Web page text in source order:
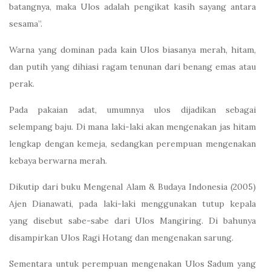
batangnya, maka Ulos adalah pengikat kasih sayang antara
sesama”.
Warna yang dominan pada kain Ulos biasanya merah, hitam,
dan putih yang dihiasi ragam tenunan dari benang emas atau
perak.
Pada pakaian adat, umumnya ulos dijadikan sebagai
selempang baju. Di mana laki-laki akan mengenakan jas hitam
lengkap dengan kemeja, sedangkan perempuan mengenakan
kebaya berwarna merah.
Dikutip dari buku Mengenal Alam & Budaya Indonesia (2005)
Ajen Dianawati, pada laki-laki menggunakan tutup kepala
yang disebut sabe-sabe dari Ulos Mangiring. Di bahunya
disampirkan Ulos Ragi Hotang dan mengenakan sarung.
Sementara untuk perempuan mengenakan Ulos Sadum yang